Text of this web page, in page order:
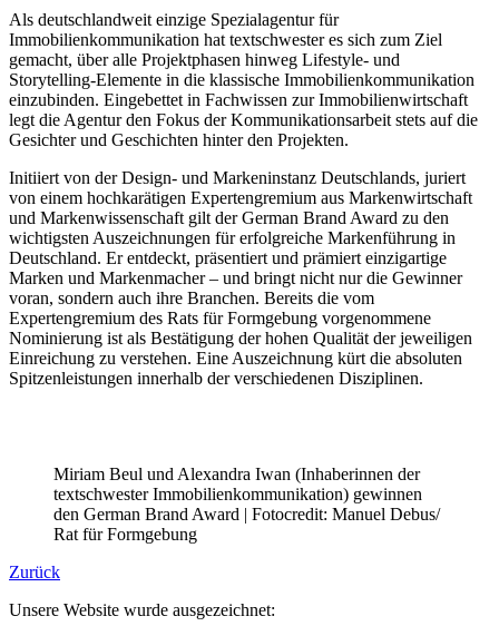
Als deutschlandweit einzige Spezialagentur für
Immobilienkommunikation hat textschwester es sich zum Ziel
gemacht, über alle Projektphasen hinweg Lifestyle- und
Storytelling-Elemente in die klassische Immobilienkommunikation
einzubinden. Eingebettet in Fachwissen zur Immobilienwirtschaft
legt die Agentur den Fokus der Kommunikationsarbeit stets auf die
Gesichter und Geschichten hinter den Projekten.
Initiiert von der Design- und Markeninstanz Deutschlands, juriert
von einem hochkarätigen Expertengremium aus Markenwirtschaft
und Markenwissenschaft gilt der German Brand Award zu den
wichtigsten Auszeichnungen für erfolgreiche Markenführung in
Deutschland. Er entdeckt, präsentiert und prämiert einzigartige
Marken und Markenmacher – und bringt nicht nur die Gewinner
voran, sondern auch ihre Branchen. Bereits die vom
Expertengremium des Rats für Formgebung vorgenommene
Nominierung ist als Bestätigung der hohen Qualität der jeweiligen
Einreichung zu verstehen. Eine Auszeichnung kürt die absoluten
Spitzenleistungen innerhalb der verschiedenen Disziplinen.
Miriam Beul und Alexandra Iwan (Inhaberinnen der
textschwester Immobilienkommunikation) gewinnen
den German Brand Award | Fotocredit: Manuel Debus/
Rat für Formgebung
Zurück
Unsere Website wurde ausgezeichnet: